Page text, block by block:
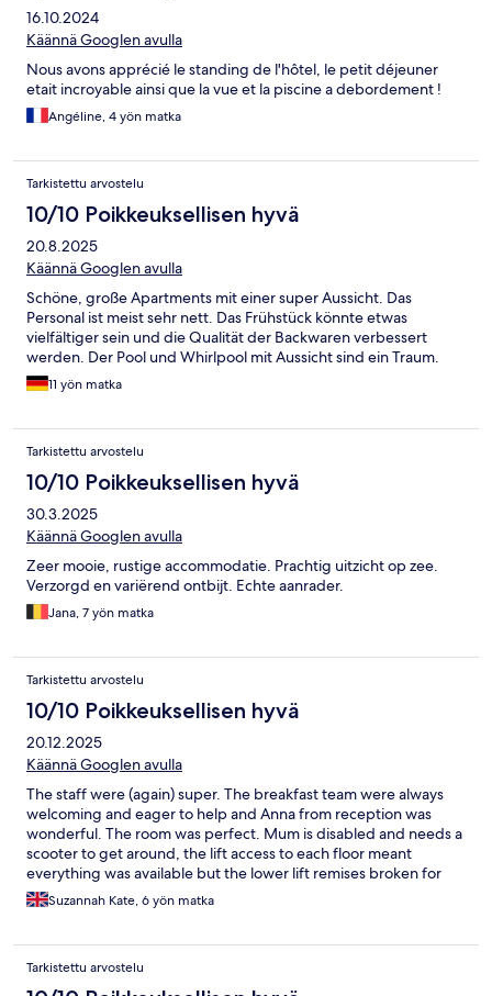
16.10.2024
Käännä Googlen avulla
Nous avons apprécié le standing de l'hôtel, le petit déjeuner
etait incroyable ainsi que la vue et la piscine a debordement !
Angéline, 4 yön matka
Tarkistettu arvostelu
10/10 Poikkeuksellisen hyvä
20.8.2025
Käännä Googlen avulla
Schöne, große Apartments mit einer super Aussicht. Das
Personal ist meist sehr nett. Das Frühstück könnte etwas
vielfältiger sein und die Qualität der Backwaren verbessert
werden. Der Pool und Whirlpool mit Aussicht sind ein Traum.
11 yön matka
Tarkistettu arvostelu
10/10 Poikkeuksellisen hyvä
30.3.2025
Käännä Googlen avulla
Zeer mooie, rustige accommodatie. Prachtig uitzicht op zee.
Verzorgd en variërend ontbijt. Echte aanrader.
Jana, 7 yön matka
Tarkistettu arvostelu
10/10 Poikkeuksellisen hyvä
20.12.2025
Käännä Googlen avulla
The staff were (again) super. The breakfast team were always
welcoming and eager to help and Anna from reception was
wonderful. The room was perfect. Mum is disabled and needs a
scooter to get around, the lift access to each floor meant
everything was available but the lower lift remises broken for
our entire trip which meant reliance on taxis from the top or me
dismantling and carrying it down the steps while mum had to
helped a couple of times to carry it dow ln with me. It’s the
second time this year at this hotel and the staff are excellent and
the views are incredible. We’ve had a great stay! Thank you!
Suzannah Kate, 6 yön matka
Tarkistettu arvostelu